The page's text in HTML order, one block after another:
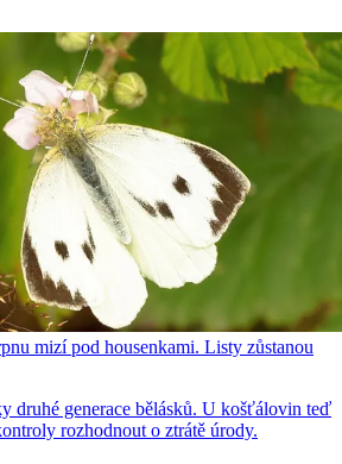
mizí pod housenkami. Listy zůstanou
druhé generace bělásků. U košťálovin teď
rozhodnout o ztrátě úrody.